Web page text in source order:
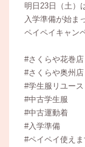
明日23日（土）
入学準備が始ま
ペイペイキャン
#さくらや花巻店
#さくらや奥州店
#学生服リユース
#中古学生服
#中古運動着
#入学準備
#ペイペイ使えま